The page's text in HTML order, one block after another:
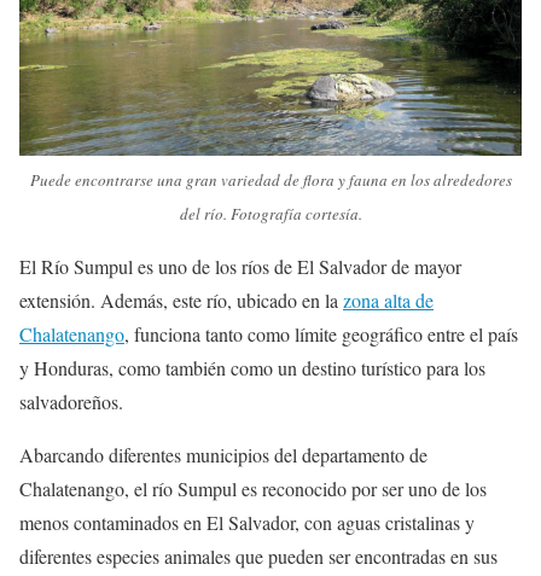
Puede encontrarse una gran variedad de flora y fauna en los alrededores
del río. Fotografía cortesía.
El Río Sumpul es uno de los ríos de El Salvador de mayor
extensión. Además, este río, ubicado en lazona alta de
Chalatenango, funciona tanto como límite geográfico entre el país
y Honduras, como también como un destino turístico para los
salvadoreños.
Abarcando diferentes municipios del departamento de
Chalatenango, el río Sumpul es reconocido por ser uno de los
menos contaminados en El Salvador, con aguas cristalinas y
diferentes especies animales que pueden ser encontradas en sus